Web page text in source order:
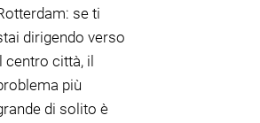
se ti
dirigendo verso
centro città, il
più
di solito è